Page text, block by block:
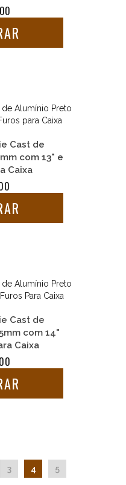
Cast de
com 13" e
Caixa
Cast de
com 14"
Caixa
3 4 5